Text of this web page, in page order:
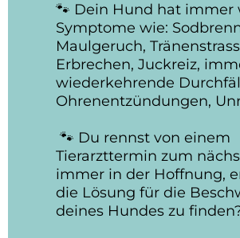
🐾 Dein Hund hat immer
Symptome wie:
Maulgeruch,
Erbrechen, Juckreiz,
wiederkehrende
Ohrenentzündungen,
🐾 Du rennst von einem
Tierarzttermin zum
immer in der Hoffnung,
die Lösung für die
deines Hundes zu